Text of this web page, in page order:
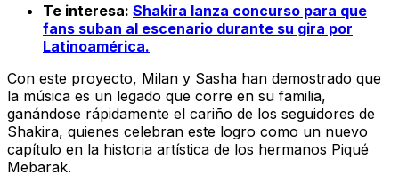
Te interesa: Shakira lanza concurso para que
fans suban al escenario durante su gira por
Latinoamérica.
Con este proyecto, Milan y Sasha han demostrado que
la música es un legado que corre en su familia,
ganándose rápidamente el cariño de los seguidores de
Shakira, quienes celebran este logro como un nuevo
capítulo en la historia artística de los hermanos Piqué
Mebarak.